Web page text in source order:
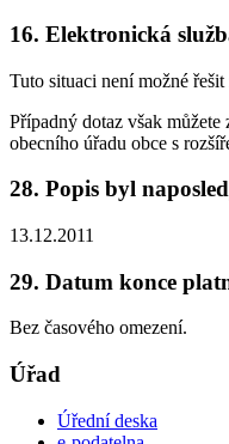
16. Elektronická
Tuto situaci není možné
Případný dotaz však můžete
obecního úřadu obce s
28. Popis byl
13.12.2011
29. Datum konce
Bez časového omezení.
Úřad
Úřední deska